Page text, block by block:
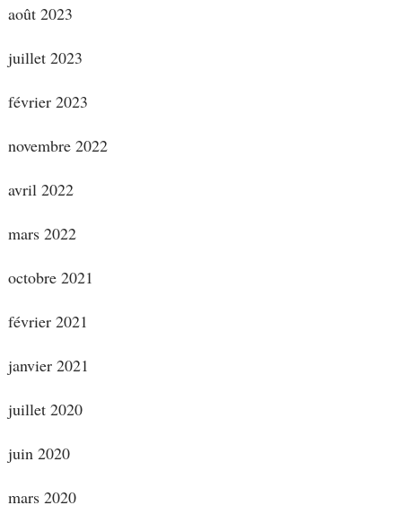
août 2023
juillet 2023
février 2023
novembre 2022
avril 2022
mars 2022
octobre 2021
février 2021
janvier 2021
juillet 2020
juin 2020
mars 2020